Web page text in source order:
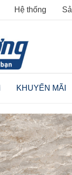
Hệ thống
KHUYẾN MÃI